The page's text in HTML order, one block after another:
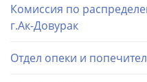
Комиссия по
г.Ак-Довурак
Отдел опеки и